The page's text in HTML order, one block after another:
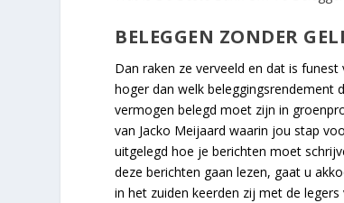
BELEGGEN ZONDER
Dan raken ze verveeld en dat is
hoger dan welk beleggingsrendement
vermogen belegd moet zijn in
van Jacko Meijaard waarin jou stap
uitgelegd hoe je berichten moet
deze berichten gaan lezen, gaat u
in het zuiden keerden zij met de